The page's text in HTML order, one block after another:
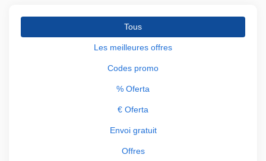
Tous
Les meilleures offres
Codes promo
% Oferta
€ Oferta
Envoi gratuit
Offres